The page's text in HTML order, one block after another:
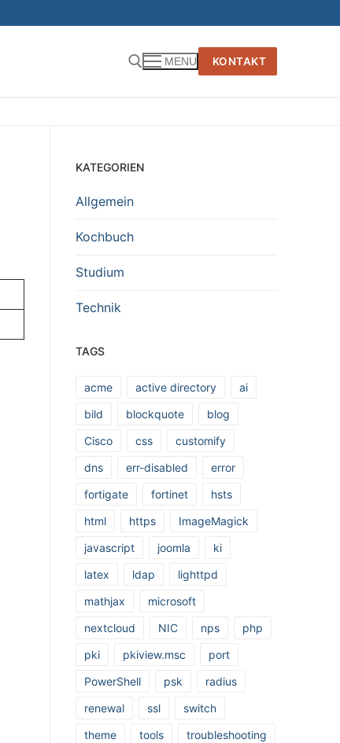
MENU KONTAKT
KATEGORIEN
Allgemein
Kochbuch
Studium
Technik
TAGS
acme active directory
ai
bild
blockquote
blog
Cisco
css
customify
dns
err-disabled
error
fortigate
fortinet
hsts
html
https
ImageMagick
javascript
joomla
ki
latex
ldap
lighttpd
mathjax
microsoft
nextcloud
NIC nps
php
pki
pkiview.msc
port
PowerShell
psk
radius
renewal
ssl
switch
theme
tools
troubleshooting